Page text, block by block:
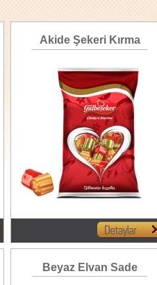
Akide Şekeri Kırma
Beyaz Elvan Sade